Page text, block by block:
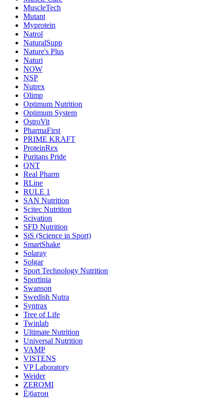
MuscleTech
Mutant
Myprotein
Natrol
NaturalSupp
Nature's Plus
Naturi
NOW
NSP
Nutrex
Olimp
Optimum Nutrition
Optimum System
OstroVit
PharmaFirst
PRIME KRAFT
ProteinRex
Puritans Pride
QNT
Real Pharm
RLine
RULE 1
SAN Nutrition
Scitec Nutrition
Scivation
SFD Nutrition
SiS (Science in Sport)
SmartShake
Solaray
Solgar
Sport Technology Nutrition
Sportinia
Swanson
Swedish Nutra
Syntrax
Tree of Life
Twinlab
Ultimate Nutrition
Universal Nutrition
VAMP
VISTENS
VP Laboratory
Weider
ZEROMI
Ё|батон